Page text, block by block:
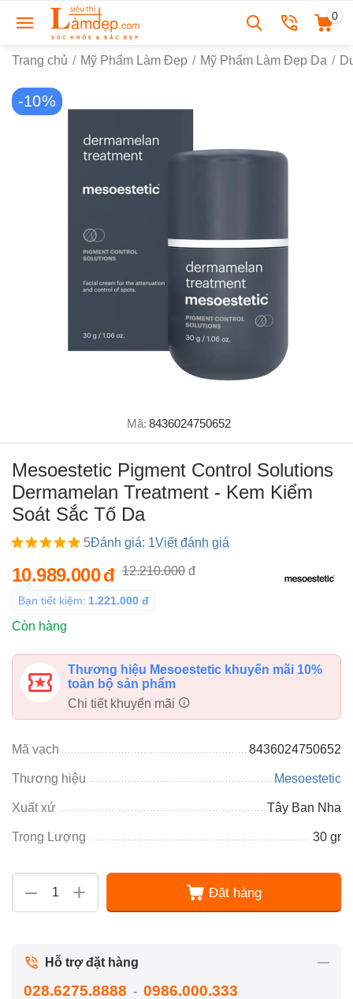
0
Trang chủ / Mỹ Phẩm Làm Đẹp / Mỹ Phẩm Làm Đẹp Da /
-10%
Mã: 8436024750652
Mesoestetic Pigment Control Solutions
Dermamelan Treatment - Kem Kiểm
Soát Sắc Tố Da
5Đánh giá: 1Viết đánh giá
10.989.000đ 12.210.000 đ
Bạn tiết kiệm: 1.221.000 đ
Còn hàng
Thương hiệu Mesoestetic khuyến mãi 10%
toàn bộ sản phẩm
Chi tiết khuyến mãi
Mã vạch 8436024750652
Thương hiệu Mesoestetic
Xuất xứ Tây Ban Nha
Trọng Lượng 30 gr
+
− Đặt hàng
Hỗ trợ đặt hàng
028.6275.8888 - 0986.000.333